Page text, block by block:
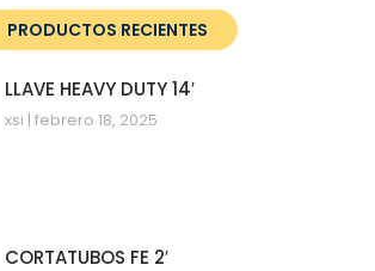
PRODUCTOS RECIENTES
LLAVE HEAVY DUTY 14′
xsi febrero 18, 2025
CORTATUBOS FE 2′